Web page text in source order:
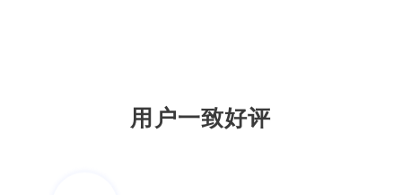
用户一致好评